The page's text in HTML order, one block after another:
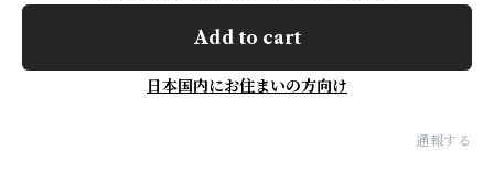
Add to cart
日本国内にお住まいの方向け
通報する